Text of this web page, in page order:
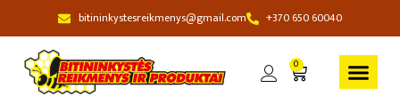
bitininkystesreikmenys@gmail.com +370 650 60040
0